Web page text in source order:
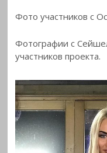
Фото участников с
Фотографии с
участниковпроекта.